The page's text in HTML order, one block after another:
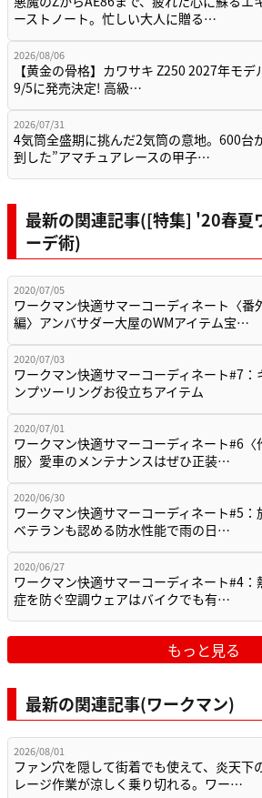
ーストノート。忙しい大人に贈る…
2026/08/06
【黄金の骨格】カワサキ Z250 2027年モデ
9/5に発売決定! 高級…
2026/07/31
4気筒全盛期に挑んだ2気筒の意地。600台
到した”アマチュアレースの甲子…
最新の関連記事([特集] '20春夏
ーデ術)
2020/07/05
ワークマン快適サマーコーディネート〈番
編〉アンバサダー大屋のWMアイテム宝…
2020/07/03
ワークマン快適サマーコーディネート#7：
ンプツーリングお役立ちアイテム
2020/07/01
ワークマン快適サマーコーディネート#6〈
服〉愛車のメンテナンスはぜひ正装…
2020/06/30
ワークマン快適サマーコーディネート#5：
ベテランも認める防水性能で雨の日…
2020/06/27
ワークマン快適サマーコーディネート#4：
症を防ぐ空調ウェアはバイクでも有…
もっと見る
最新の関連記事(ワークマン)
2026/08/01
ファン穴を隠して街着でも使えて、炎天下
レージ作業が涼しく乗り切れる。ワー…